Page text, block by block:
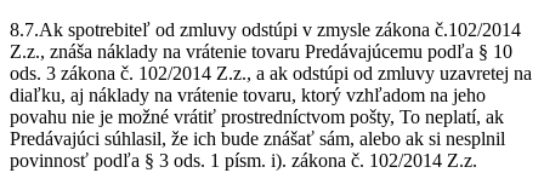
8.7.Ak spotrebiteľ od zmluvy odstúpi v zmysle zákona č.102/2014
Z.z., znáša náklady na vrátenie tovaru Predávajúcemu podľa § 10
ods. 3 zákona č. 102/2014 Z.z., a ak odstúpi od zmluvy uzavretej na
diaľku, aj náklady na vrátenie tovaru, ktorý vzhľadom na jeho
povahu nie je možné vrátiť prostredníctvom pošty, To neplatí, ak
Predávajúci súhlasil, že ich bude znášať sám, alebo ak si nesplnil
povinnosť podľa § 3 ods. 1 písm. i). zákona č. 102/2014 Z.z.